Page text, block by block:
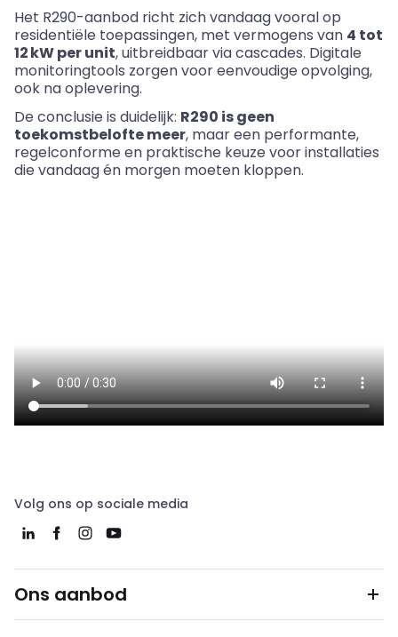
Het R290-aanbod richt zich vandaag vooral op
residentiële toepassingen, met vermogens van 4 tot
12 kW per unit, uitbreidbaar via cascades. Digitale
monitoringtools zorgen voor eenvoudige opvolging,
ook na oplevering.
De conclusie is duidelijk: R290 is geen
toekomstbelofte meer, maar een performante,
regelconforme en praktische keuze voor installaties
die vandaag én morgen moeten kloppen.
Volg ons op sociale media
Ons aanbod